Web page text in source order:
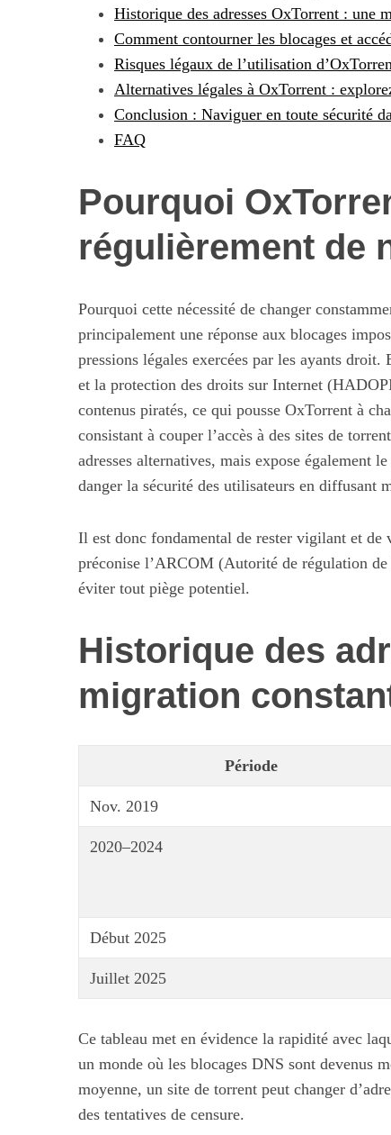
Historique des adresses OxTorrent : une
Comment contourner les blocages et
Risques légaux de l’utilisation
Alternatives légales à OxTorrent :
Conclusion : Naviguer en toute sécurité
FAQ
Pourquoi
régulièrement de
Pourquoi cette nécessité de changer
principalement une réponse aux blocages
pressions légales exercées par les ayants
et la protection des droits sur Internet
contenus piratés, ce qui pousse OxTorrent à
consistant à couper l’accès à des sites de
adresses alternatives, mais expose également
danger la sécurité des utilisateurs en diffusant
Il est donc fondamental de rester vigilant et de
préconise l’ARCOM (Autorité de régulation
éviter tout piège potentiel.
Historique des
migration
Période
Nov. 2019
2020–2024
Début 2025
Juillet 2025
Ce tableau met en évidence la rapidité avec
un monde où les blocages DNS sont devenus
moyenne, un site de torrent peut changer
des tentatives de censure.
alimentaires
Maximiser
h
: